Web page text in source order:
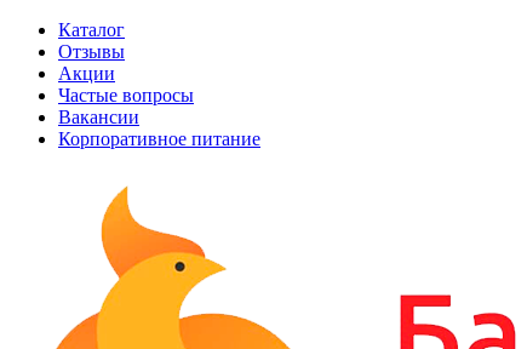
Каталог
Отзывы
Акции
Частые вопросы
Вакансии
Корпоративное питание